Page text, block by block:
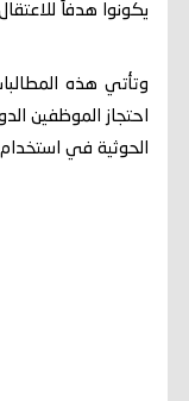
يكونوا هدفاً
وتأتي هذه
احتجاز الموظفين
الحوثية في